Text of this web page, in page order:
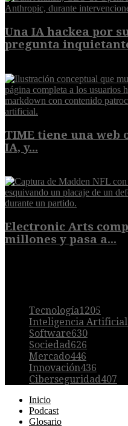
Una IA hackea por
pregunta
TIME tiene una web
IA, y...
Electronic Arts
millones y pasa a...
Tecnología1205
Inteligencia Artificial
Software630
Sociedad626
Mercado446
Innovación436
Ciberseguridad407
Inicio
Podcast
Glosario